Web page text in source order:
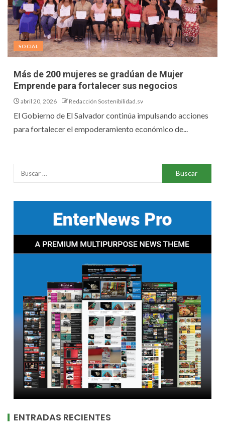
SOCIAL
Más de 200 mujeres se gradúan de Mujer
Emprende para fortalecer sus negocios
abril 20, 2026 Redacción Sostenibilidad.sv
El Gobierno de El Salvador continúa impulsando acciones
para fortalecer el empoderamiento económico de...
ENTRADAS RECIENTES